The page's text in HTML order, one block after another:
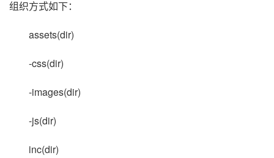
组织方式如下：
assets(dir)
-css(dir)
-images(dir)
-js(dir)
inc(dir)